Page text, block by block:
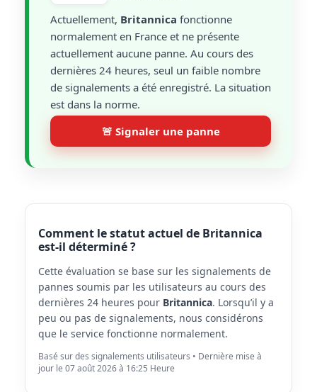
Actuellement, Britannica fonctionne
normalement en France et ne présente
actuellement aucune panne. Au cours des
dernières 24 heures, seul un faible nombre
de signalements a été enregistré. La situation
est dans la norme.
🚨 Signaler une panne
Comment le statut actuel de Britannica
est-il déterminé ?
Cette évaluation se base sur les signalements de
pannes soumis par les utilisateurs au cours des
dernières 24 heures pour Britannica. Lorsqu’il y a
peu ou pas de signalements, nous considérons
que le service fonctionne normalement.
Basé sur des signalements utilisateurs • Dernière mise à
jour le 07 août 2026 à 16:25 Heure